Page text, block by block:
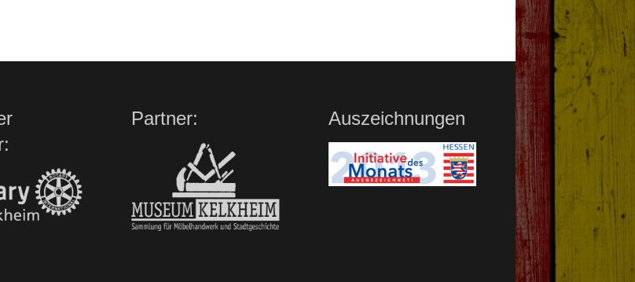
Partner: Auszeichnungen